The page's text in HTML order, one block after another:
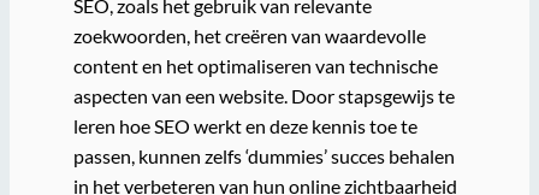
SEO, zoals het gebruik van relevante
zoekwoorden, het creëren van waardevolle
content en het optimaliseren van technische
aspecten van een website. Door stapsgewijs te
leren hoe SEO werkt en deze kennis toe te
passen, kunnen zelfs ‘dummies’ succes behalen
in het verbeteren van hun online zichtbaarheid